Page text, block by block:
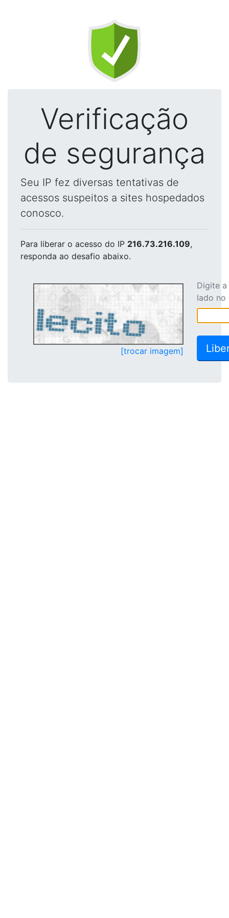
Verificação
de segurança
Seu IP fez diversas tentativas de
acessos suspeitos a sites hospedados
conosco.
Para liberar o acesso do IP 216.73.216.109,
responda ao desafio abaixo.
[trocar imagem]
Digite
lado no